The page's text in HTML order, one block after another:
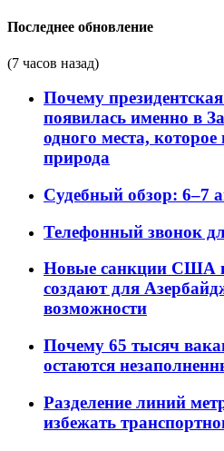
Последнее обновление
(7 часов назад)
Почему
появилась именно в
одного места,
природа
Судебный обзор: 6–7
Телефонный звонок
Новые санкции США
создают для
возможности
Почему 65 тысяч
остаются
Разделение линий
избежать